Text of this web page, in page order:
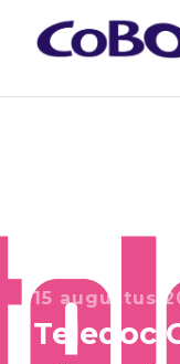
15 augustus
Teledoc